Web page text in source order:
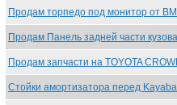
Продам торпедо под монитор от
Продам Панель задней части
Продам запчасти на TOYOTA
Стойки амортизатора перед